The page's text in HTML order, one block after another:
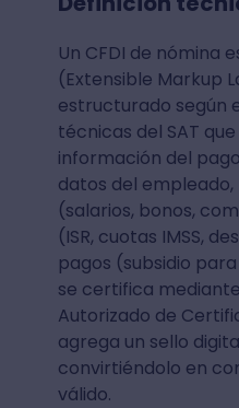
Un CFDI de nómina
(Extensible Markup
estructurado según
técnicas del SAT
información del
datos del
(salarios, bonos,
(ISR, cuotas IMSS,
pagos (subsidio
se certifica
Autorizado de
agrega un sello
convirtiéndolo en
válido.